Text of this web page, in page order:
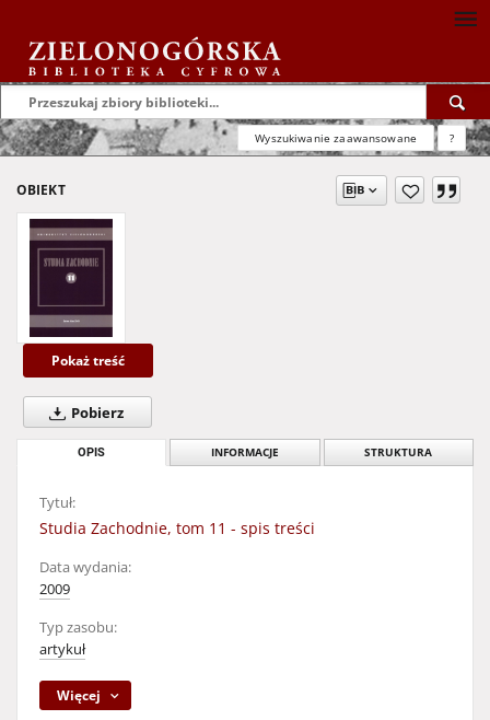
Wyszukiwanie zaawansowane ?
OBIEKT
Pokaż treść
Pobierz
OPIS INFORMACJE STRUKTURA
Tytuł:
Studia Zachodnie, tom 11 - spis treści
Data wydania:
2009
Typ zasobu:
artykuł
Więcej